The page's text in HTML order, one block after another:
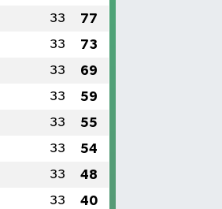
33 77
33 73
33 69
33 59
33 55
33 54
33 48
33 40